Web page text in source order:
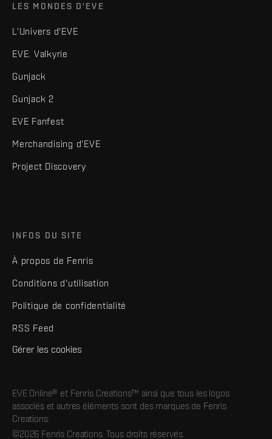
LES MONDES D'EVE
L'Univers d'EVE
EVE: Valkyrie
Gunjack
Gunjack 2
EVE Fanfest
Merchandising d'EVE
Project Discovery
INFOS DU SITE
À propos de Fenris
Conditions d'utilisation
Politique de confidentialité
RSS Feed
Gérer les cookies
EVE Online® et Fenris Creations™ ainsi que tous les logos
associés et autres éléments sont des marques de Fenris
Creations.
©2026 Fenris Creations. Tous droits réservés.